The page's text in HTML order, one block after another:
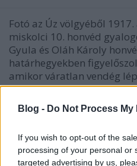
Blog - Do Not Process
If you wish to opt-out of the
processing of your personal or
targeted advertising by us,
Fotó az Úz völgyéből
miskolci 10. honvéd
Gyula és Oláh Károly
határhegyekben
amikor váratlan vendég
Először fel sem ismerték
1917.…